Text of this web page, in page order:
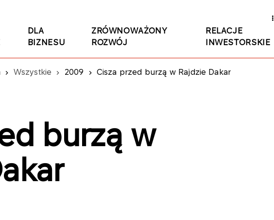
DLA
BIZNESU
ZRÓWNOWAŻONY
ROZWÓJ
RELACJE
INWESTORSKIE
Wszystkie 2009 Cisza przed burzą w Rajdzie Dakar
burzą w